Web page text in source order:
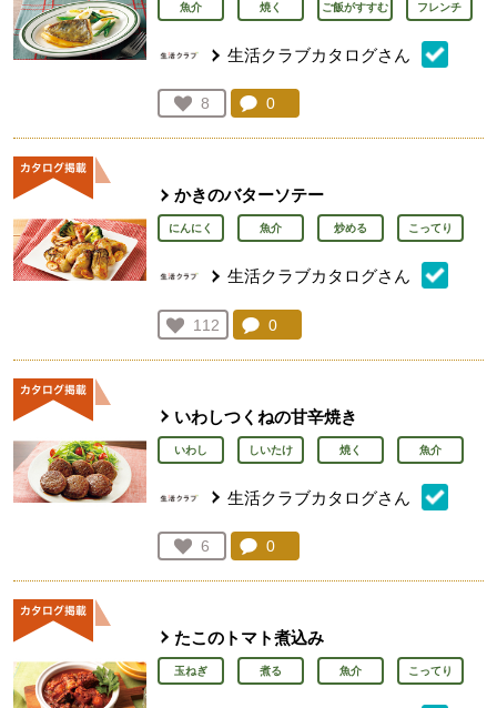
魚介 焼く ご飯がすすむ フレンチ
生活クラブカタログさん
お気に入り登録：
8
人が登録
コメント：
0
かきのバターソテー
にんにく 魚介 炒める こってり
生活クラブカタログさん
お気に入り登録：
112
人が登録
コメント：
0
いわしつくねの甘辛焼き
いわし しいたけ 焼く 魚介
生活クラブカタログさん
お気に入り登録：
6
人が登録
コメント：
0
たこのトマト煮込み
玉ねぎ 煮る 魚介 こってり